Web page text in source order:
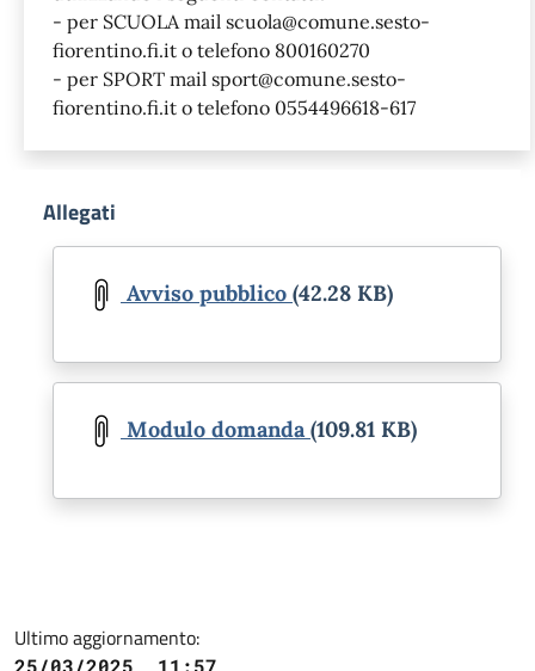
- per SCUOLA mail scuola@comune.sesto-
fiorentino.fi.it o telefono 800160270
- per SPORT mail sport@comune.sesto-
fiorentino.fi.it o telefono 0554496618-617
Allegati
Avviso pubblico (42.28 KB)
Modulo domanda (109.81 KB)
Ultimo aggiornamento:
25/03/2025, 11:57